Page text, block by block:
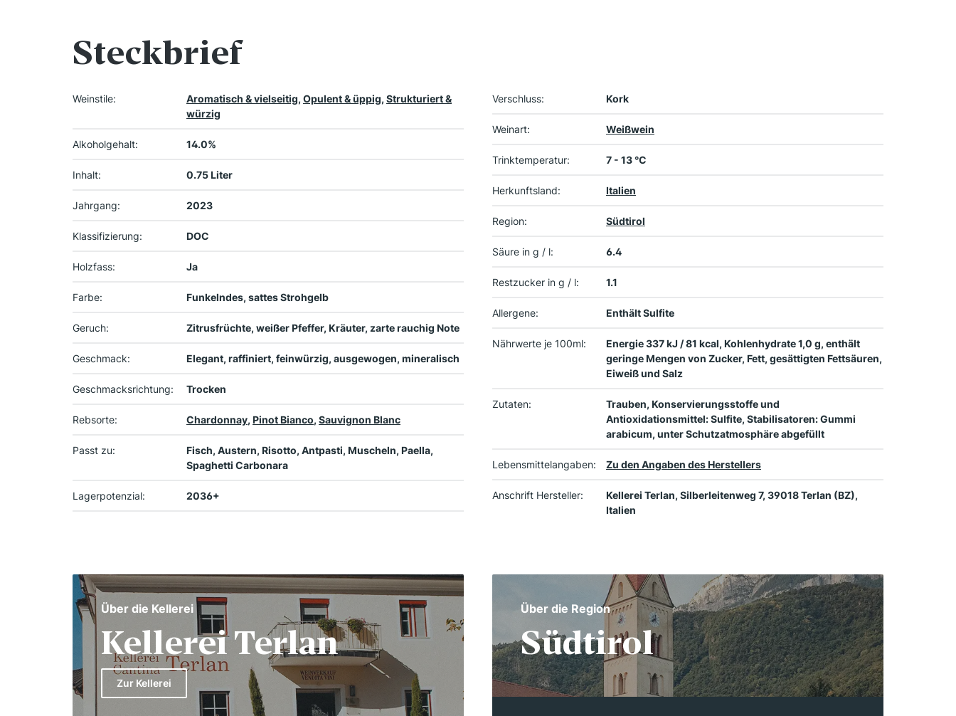
Steckbrief
Weinstile: Aromatisch & vielseitig, Opulent & üppig, Strukturiert &
würzig
Alkoholgehalt: 14.0%
Inhalt: 0.75 Liter
Jahrgang: 2023
Klassifizierung: DOC
Holzfass: Ja
Farbe: Funkelndes, sattes Strohgelb
Geruch: Zitrusfrüchte, weißer Pfeffer, Kräuter, zarte rauchig Note
Geschmack: Elegant, raffiniert, feinwürzig, ausgewogen, mineralisch
Geschmacksrichtung: Trocken
Rebsorte: Chardonnay, Pinot Bianco, Sauvignon Blanc
Passt zu:
Fisch, Austern, Risotto, Antpasti, Muscheln, Paella,
Spaghetti Carbonara
Lagerpotenzial: 2036+
Verschluss: Kork
Weinart: Weißwein
Trinktemperatur: 7 - 13 °C
Herkunftsland: Italien
Region: Südtirol
Säure in g / l: 6.4
Restzucker in g / l: 1.1
Allergene: Enthält Sulfite
Nährwerte je 100ml:
Energie 337 kJ / 81 kcal, Kohlenhydrate 1,0 g, enthält
geringe Mengen von Zucker, Fett, gesättigten Fettsäuren,
Eiweiß und Salz
Zutaten:
Trauben, Konservierungsstoffe und
Antioxidationsmittel: Sulfite, Stabilisatoren: Gummi
arabicum, unter Schutzatmosphäre abgefüllt
Lebensmittelangaben: Zu den Angaben des Herstellers
Anschrift Hersteller:
Kellerei Terlan, Silberleitenweg 7, 39018 Terlan (BZ),
Italien
Über die Kellerei
Kellerei Terlan
Zur Kellerei
Über die Region
Südtirol